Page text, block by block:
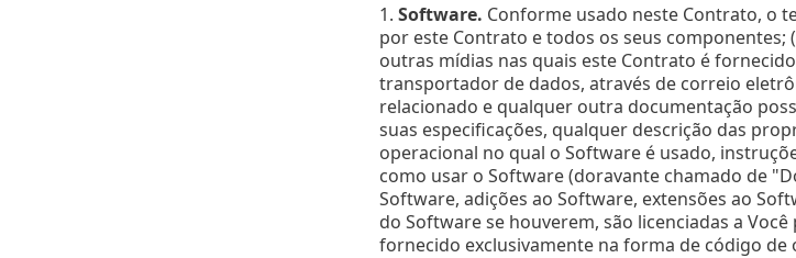
1. Software. Conforme usado neste Contrato, o
por este Contrato e todos os seus componentes;
outras mídias nas quais este Contrato é
transportador de dados, através de correio
relacionado e qualquer outra documentação
suas especificações, qualquer descrição das
operacional no qual o Software é usado,
como usar o Software (doravante chamado de
Software, adições ao Software, extensões ao
do Software se houverem, são licenciadas a
fornecido exclusivamente na forma de código de